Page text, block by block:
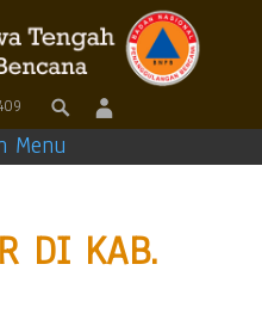
Menu
DI KAB.